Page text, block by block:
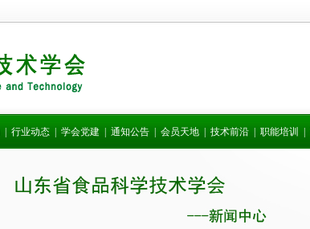
行业动态| 学会党建| 通知公告| 会员天地| 技术前沿| 职能培训